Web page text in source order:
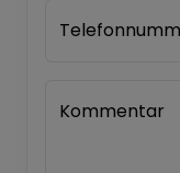
Kommentar